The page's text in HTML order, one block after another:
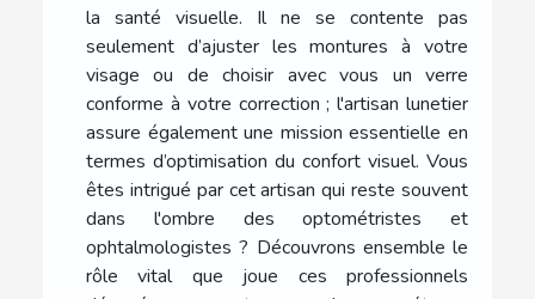
la santé visuelle. Il ne se contente pas
seulement d’ajuster les montures à votre
visage ou de choisir avec vous un verre
conforme à votre correction ; l'artisan lunetier
assure également une mission essentielle en
termes d’optimisation du confort visuel. Vous
êtes intrigué par cet artisan qui reste souvent
dans l'ombre des optométristes et
ophtalmologistes ? Découvrons ensemble le
rôle vital que joue ces professionnels